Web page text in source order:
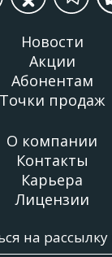
Новости
Акции
Абонентам
Точки продаж
О компании
Контакты
Карьера
Лицензии
на рассылку